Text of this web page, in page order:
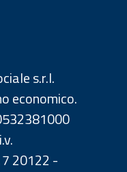
s.r.l.
economico.
20122 -